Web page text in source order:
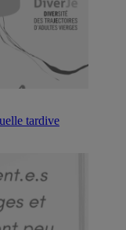
tardive